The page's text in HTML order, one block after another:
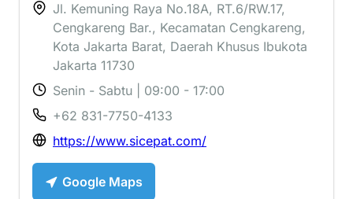
Jl. Kemuning Raya No.18A, RT.6/RW.17,
Cengkareng Bar., Kecamatan Cengkareng,
Kota Jakarta Barat, Daerah Khusus Ibukota
Jakarta 11730
Senin - Sabtu | 09:00 - 17:00
+62 831-7750-4133
https://www.sicepat.com/
Google Maps